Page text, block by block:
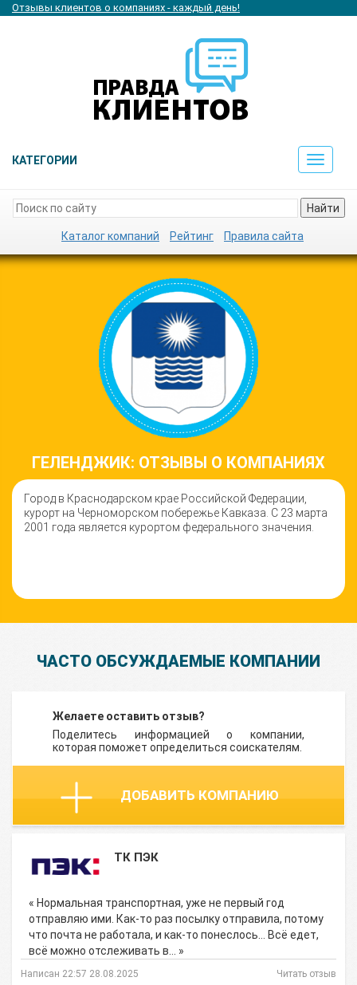
Отзывы клиентов о компаниях - каждый день!
КАТЕГОРИИ
Toggle
Найти
Каталог компаний Рейтинг Правила сайта
ГЕЛЕНДЖИК: ОТЗЫВЫ О КОМПАНИЯХ
Город в Краснодарском крае Российской Федерации,
курорт на Черноморском побережье Кавказа. С 23 марта
2001 года является курортом федерального значения.
ЧАСТО ОБСУЖДАЕМЫЕ КОМПАНИИ
Желаете оставить отзыв?
Поделитесь информацией о компании,
которая поможет определиться соискателям.
ДОБАВИТЬ КОМПАНИЮ
ТК ПЭК
« Нормальная транспортная, уже не первый год
отправляю ими. Как-то раз посылку отправила, потому
что почта не работала, и как-то понеслось… Всё едет,
всё можно отслеживать в… »
Написан 22:57 28.08.2025 Читать отзыв